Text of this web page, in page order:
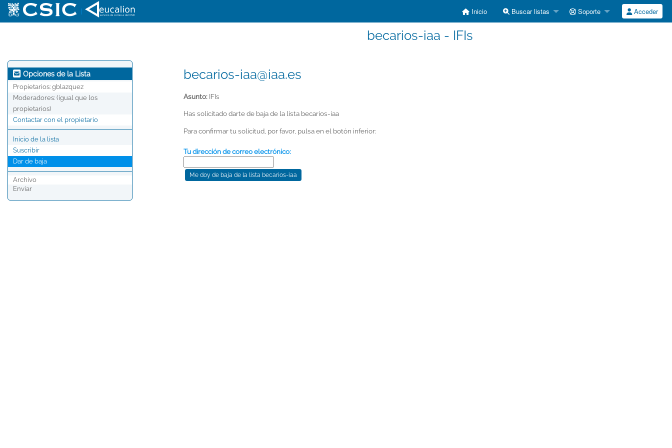
Inicio Buscar listas Soporte Acceder
becarios-iaa - IFIs
Opciones de la Lista
Propietarios: gblazquez
Moderadores: (igual que los
propietarios)
Contactar con el propietario
Inicio de la lista
Suscribir
Dar de baja
Archivo
Enviar
becarios-iaa@iaa.es
Asunto: IFIs
Has solicitado darte de baja de la lista becarios-iaa
Para confirmar tu solicitud, por favor, pulsa en el botón inferior:
Tu dirección de correo electrónico: